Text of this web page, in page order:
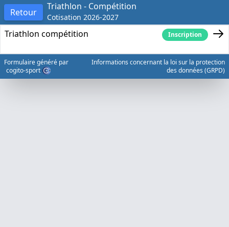
Retour
Triathlon - Compétition
Cotisation 2026-2027
Triathlon compétition Inscription
Formulaire généré par
cogito-sport
Informations concernant la loi sur la protection
des données (GRPD)